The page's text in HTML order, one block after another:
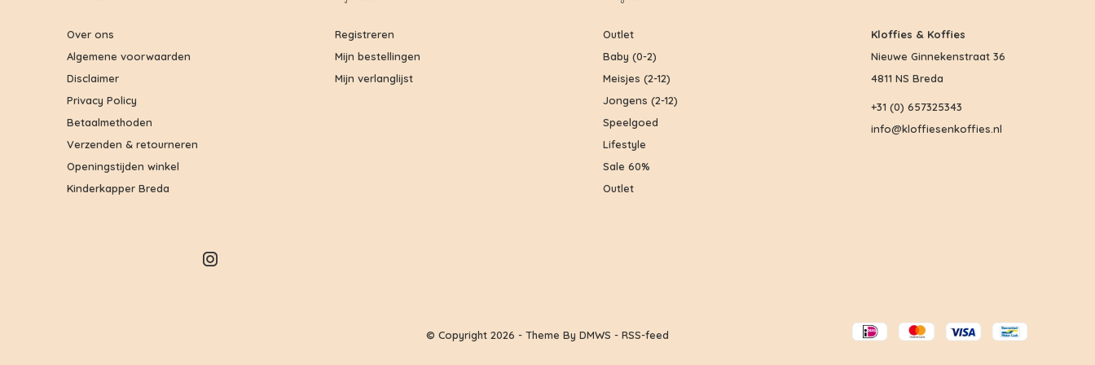
Over ons
Algemene voorwaarden
Disclaimer
Privacy Policy
Betaalmethoden
Verzenden & retourneren
Openingstijden winkel
Kinderkapper Breda
Registreren
Mijn bestellingen
Mijn verlanglijst
Outlet
Baby (0-2)
Meisjes (2-12)
Jongens (2-12)
Speelgoed
Lifestyle
Sale 60%
Outlet
Kloffies & Koffies
Nieuwe Ginnekenstraat 36
4811 NS Breda
+31 (0) 657325343
info@kloffiesenkoffies.nl
© Copyright 2026 - Theme By DMWS - RSS-feed